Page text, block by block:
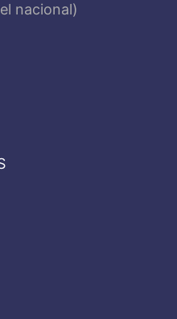
nacional)